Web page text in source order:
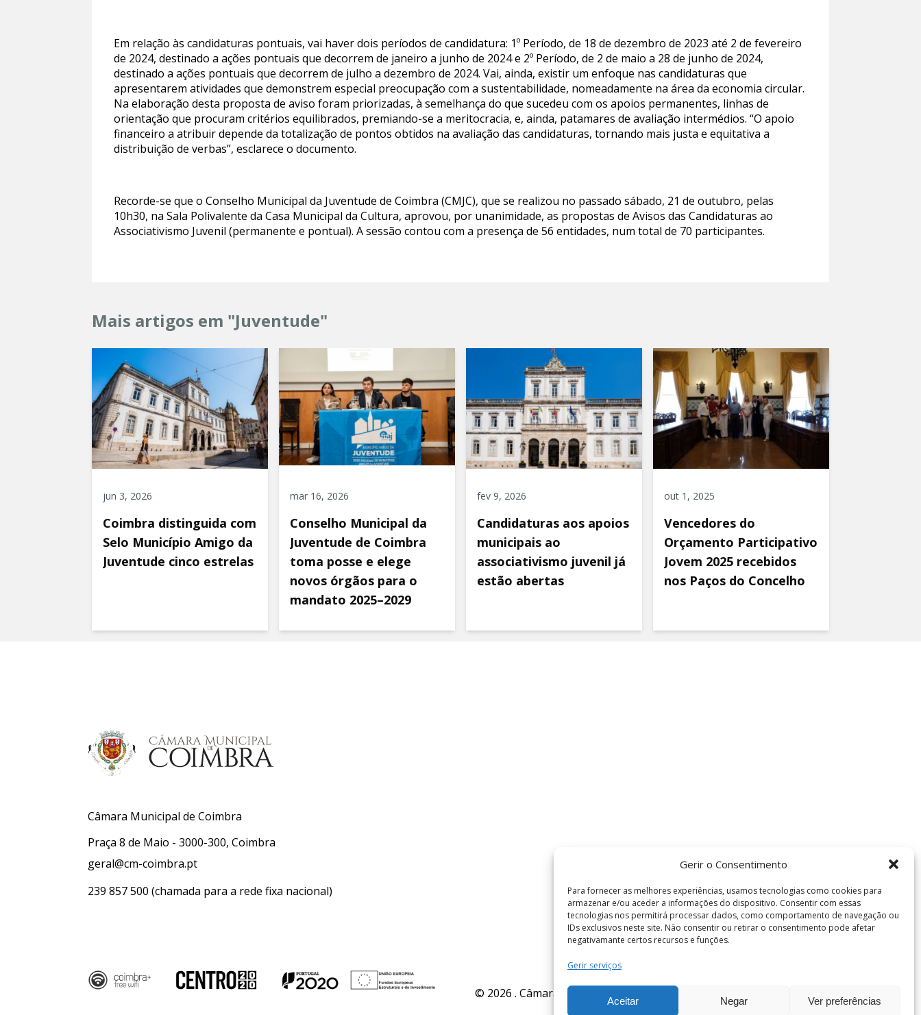
Gerir o Consentimento
Para fornecer as melhores experiências, usamos tecnologias como cookies para
armazenar e/ou aceder a informações do dispositivo. Consentir com essas
tecnologias nos permitirá processar dados, como comportamento de navegação ou
IDs exclusivos neste site. Não consentir ou retirar o consentimento pode afetar
negativamante certos recursos e funções.
Gerir serviços
Aceitar Negar Ver preferências
Em relação às candidaturas pontuais, vai haver dois períodos de candidatura: 1º Período, de 18 de dezembro de 2023 até 2 de fevereiro
de 2024, destinado a ações pontuais que decorrem de janeiro a junho de 2024 e 2º Período, de 2 de maio a 28 de junho de 2024,
destinado a ações pontuais que decorrem de julho a dezembro de 2024. Vai, ainda, existir um enfoque nas candidaturas que
apresentarem atividades que demonstrem especial preocupação com a sustentabilidade, nomeadamente na área da economia circular.
Na elaboração desta proposta de aviso foram priorizadas, à semelhança do que sucedeu com os apoios permanentes, linhas de
orientação que procuram critérios equilibrados, premiando-se a meritocracia, e, ainda, patamares de avaliação intermédios. “O apoio
financeiro a atribuir depende da totalização de pontos obtidos na avaliação das candidaturas, tornando mais justa e equitativa a
distribuição de verbas”, esclarece o documento.
Recorde-se que o Conselho Municipal da Juventude de Coimbra (CMJC), que se realizou no passado sábado, 21 de outubro, pelas
10h30, na Sala Polivalente da Casa Municipal da Cultura, aprovou, por unanimidade, as propostas de Avisos das Candidaturas ao
Associativismo Juvenil (permanente e pontual). A sessão contou com a presença de 56 entidades, num total de 70 participantes.
Mais artigos em "Juventude"
jun 3, 2026
Coimbra distinguida com
Selo Município Amigo da
Juventude cinco estrelas
mar 16, 2026
Conselho Municipal da
Juventude de Coimbra
toma posse e elege
novos órgãos para o
mandato 2025–2029
fev 9, 2026
Candidaturas aos apoios
municipais ao
associativismo juvenil já
estão abertas
out 1, 2025
Vencedores do
Orçamento Participativo
Jovem 2025 recebidos
nos Paços do Concelho
Câmara Municipal de Coimbra
Praça 8 de Maio - 3000-300, Coimbra
geral@cm-coimbra.pt
239 857 500 (chamada para a rede fixa nacional)
© 2026 . Câmara Municipal de Coimbra . Todos os direitos reservados.